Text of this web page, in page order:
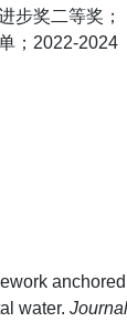
步奖二等奖；
；2022-2024
anchored
water. Journal